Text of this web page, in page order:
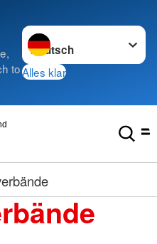
to
Sprache wechseln zu
Alles klar